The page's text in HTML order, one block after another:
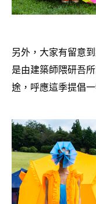
另外 ， 大家有留意
是由建築師隈研吾
途 ， 呼應這季提倡